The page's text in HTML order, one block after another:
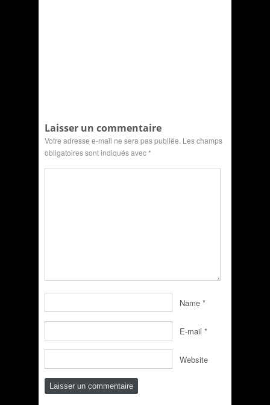
Laisser un commentaire
Votre adresse e-mail ne sera pas publiée. Les champs
obligatoires sont indiqués avec*
Name *
E-mail *
Website